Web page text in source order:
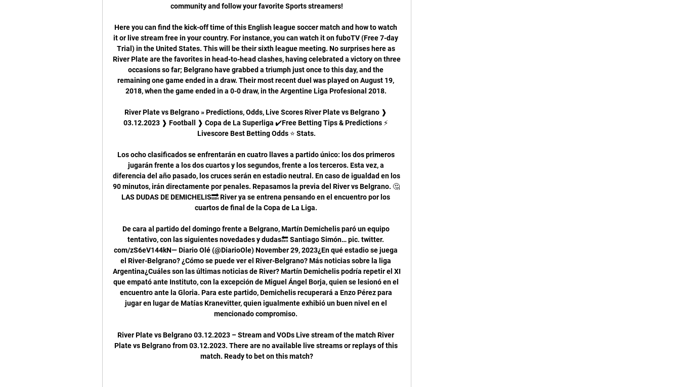
community and follow your favorite Sports streamers!
Here you can find the kick-off time of this English league soccer match and how to watch
it or live stream free in your country. For instance, you can watch it on fuboTV (Free 7-day
Trial) in the United States. This will be their sixth league meeting. No surprises here as
River Plate are the favorites in head-to-head clashes, having celebrated a victory on three
occasions so far; Belgrano have grabbed a triumph just once to this day, and the
remaining one game ended in a draw. Their most recent duel was played on August 19,
2018, when the game ended in a 0-0 draw, in the Argentine Liga Profesional 2018.
River Plate vs Belgrano » Predictions, Odds, Live Scores River Plate vs Belgrano ❱
03.12.2023 ❱ Football ❱ Copa de La Superliga ✔️Free Betting Tips & Predictions ⚡
Livescore Best Betting Odds ⭐ Stats.
Los ocho clasificados se enfrentarán en cuatro llaves a partido único: los dos primeros
jugarán frente a los dos cuartos y los segundos, frente a los terceros. Esta vez, a
diferencia del año pasado, los cruces serán en estadio neutral. En caso de igualdad en los
90 minutos, irán directamente por penales. Repasamos la previa del River vs Belgrano. 🤔
LAS DUDAS DE DEMICHELIS🔜 River ya se entrena pensando en el encuentro por los
cuartos de final de la Copa de La Liga.
De cara al partido del domingo frente a Belgrano, Martín Demichelis paró un equipo
tentativo, con las siguientes novedades y dudas🔙 Santiago Simón… pic. twitter.
com/zS6eV144kN— Diario Olé (@DiarioOle) November 29, 2023¿En qué estadio se juega
el River-Belgrano? ¿Cómo se puede ver el River-Belgrano? Más noticias sobre la liga
Argentina¿Cuáles son las últimas noticias de River? Martín Demichelis podría repetir el XI
que empató ante Instituto, con la excepción de Miguel Ángel Borja, quien se lesionó en el
encuentro ante la Gloria. Para este partido, Demichelis recuperará a Enzo Pérez para
jugar en lugar de Matías Kranevitter, quien igualmente exhibió un buen nivel en el
mencionado compromiso.
River Plate vs Belgrano 03.12.2023 – Stream and VODs Live stream of the match River
Plate vs Belgrano from 03.12.2023. There are no available live streams or replays of this
match. Ready to bet on this match?